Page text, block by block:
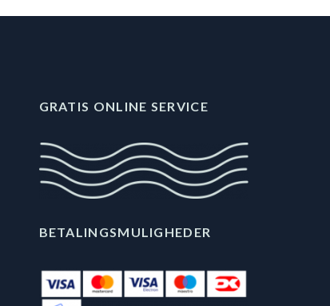
GRATIS ONLINE SERVICE
BETALINGSMULIGHEDER